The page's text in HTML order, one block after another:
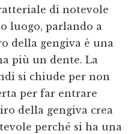
di notevole
luogo, parlando a
della gengiva è una
più un dente. La
si chiude per non
per far entrare
della gengiva crea
perché si ha una